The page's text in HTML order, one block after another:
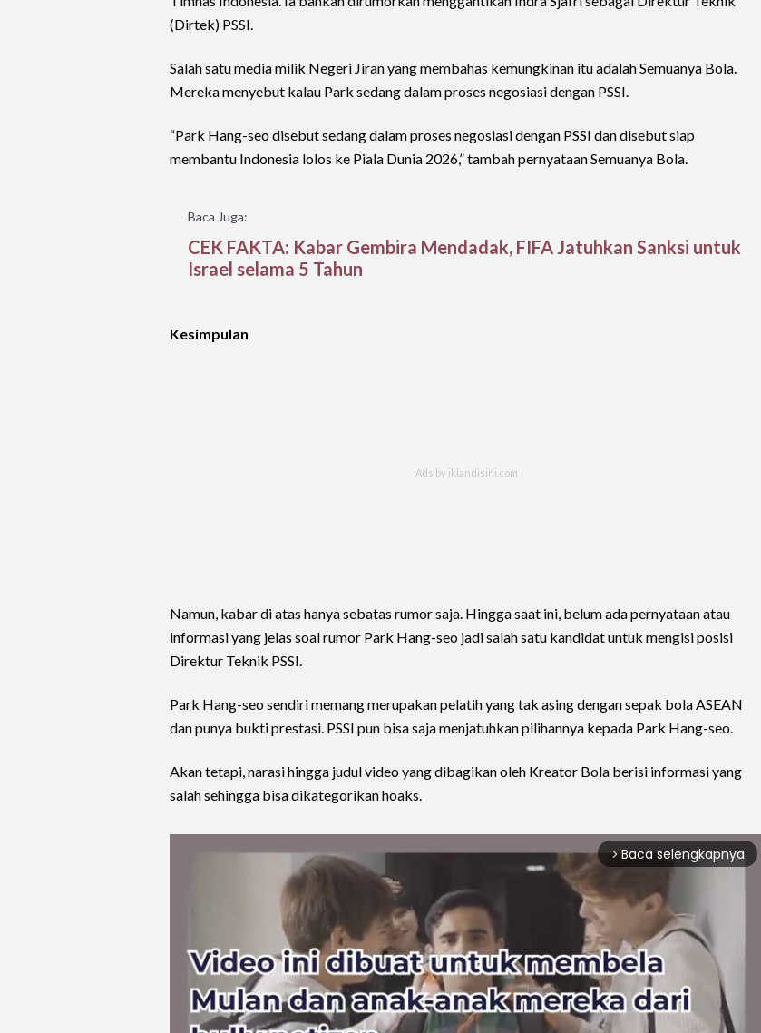
(Dirtek) PSSI.
Salah satu media milik Negeri Jiran yang membahas kemungkinan itu adalah Semuanya Bola.
Mereka menyebut kalau Park sedang dalam proses negosiasi dengan PSSI.
“Park Hang-seo disebut sedang dalam proses negosiasi dengan PSSI dan disebut siap
membantu Indonesia lolos ke Piala Dunia 2026,” tambah pernyataan Semuanya Bola.
Baca Juga:
CEK FAKTA: Kabar Gembira Mendadak, FIFA Jatuhkan Sanksi untuk
Israel selama 5 Tahun
Kesimpulan
Namun, kabar di atas hanya sebatas rumor saja. Hingga saat ini, belum ada pernyataan atau
informasi yang jelas soal rumor Park Hang-seo jadi salah satu kandidat untuk mengisi posisi
Direktur Teknik PSSI.
Park Hang-seo sendiri memang merupakan pelatih yang tak asing dengan sepak bola ASEAN
dan punya bukti prestasi. PSSI pun bisa saja menjatuhkan pilihannya kepada Park Hang-seo.
Akan tetapi, narasi hingga judul video yang dibagikan oleh Kreator Bola berisi informasi yang
salah sehingga bisa dikategorikan hoaks.
arrow_forward_ios Baca selengkapnya